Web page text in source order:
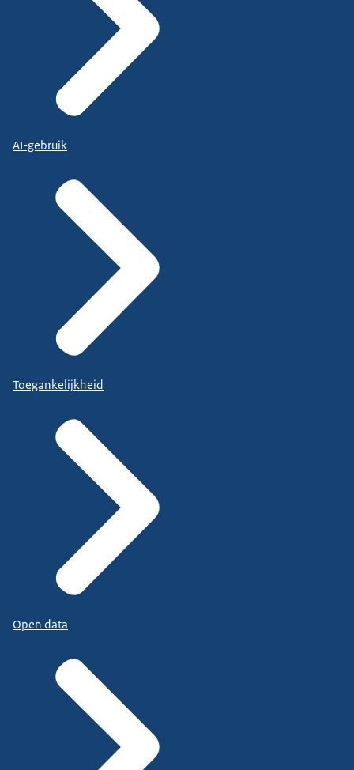
AI-gebruik
Toegankelijkheid
Open data